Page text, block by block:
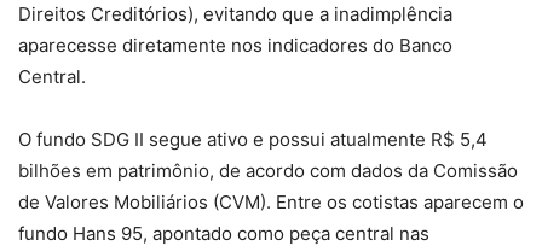
Direitos Creditórios), evitando que a inadimplência
aparecesse diretamente nos indicadores do Banco
Central.
O fundo SDG II segue ativo e possui atualmente R$ 5,4
bilhões em patrimônio, de acordo com dados da Comissão
de Valores Mobiliários (CVM). Entre os cotistas aparecem o
fundo Hans 95, apontado como peça central nas